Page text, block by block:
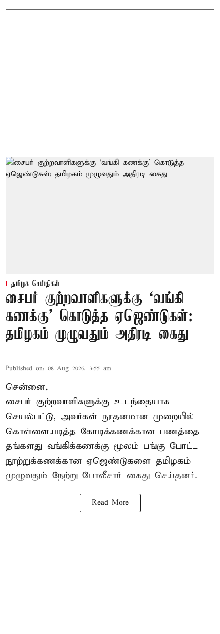
தமிழக செய்திகள்
சைபர் குற்றவாளிகளுக்கு ‘வங்கி
கணக்கு’ கொடுத்த ஏஜெண்டுகள்:
தமிழகம் முழுவதும் அதிரடி கைது
Published on: 08 Aug 2026, 3:55 am
சென்னை,
சைபர் குற்றவாளிகளுக்கு உடந்தையாக
செயல்பட்டு, அவர்கள் நூதனமான முறையில்
கொள்ளையடித்த கோடிக்கணக்கான பணத்தை
தங்களது வங்கிக்கணக்கு மூலம் பங்கு போட்ட
நூற்றுக்கணக்கான ஏஜெண்டுகளை தமிழகம்
முழுவதும் நேற்று போலீசார் கைது செய்தனர்.
Read More